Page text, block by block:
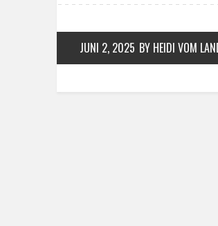
JUNI 2, 2025 BY HEIDI VOM